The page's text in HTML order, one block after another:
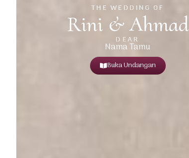
THE WEDDING OF
Rini & Ahmad
DEAR
Nama Tamu
Buka Undangan